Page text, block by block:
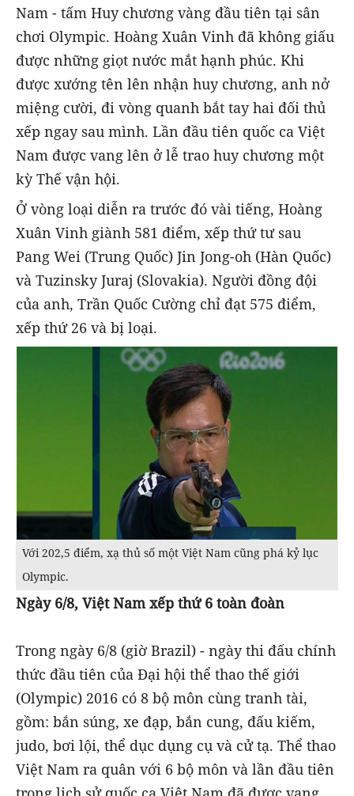
Nam - tấm Huy chương vàng đầu tiên tại sân
chơi Olympic. Hoàng Xuân Vinh đã không giấu
được những giọt nước mắt hạnh phúc. Khi
được xướng tên lên nhận huy chương, anh nở
miệng cười, đi vòng quanh bắt tay hai đối thủ
xếp ngay sau mình. Lần đầu tiên quốc ca Việt
Nam được vang lên ở lễ trao huy chương một
kỳ Thế vận hội.
Ở vòng loại diễn ra trước đó vài tiếng, Hoàng
Xuân Vinh giành 581 điểm, xếp thứ tư sau
Pang Wei (Trung Quốc) Jin Jong-oh (Hàn Quốc)
và Tuzinsky Juraj (Slovakia). Người đồng đội
của anh, Trần Quốc Cường chỉ đạt 575 điểm,
xếp thứ 26 và bị loại.
Với 202,5 điểm, xạ thủ số một Việt Nam cũng phá kỷ lục
Olympic.
Ngày 6/8, Việt Nam xếp thứ 6 toàn đoàn
Trong ngày 6/8 (giờ Brazil) - ngày thi đấu chính
thức đầu tiên của Đại hội thể thao thế giới
(Olympic) 2016 có 8 bộ môn cùng tranh tài,
gồm: bắn súng, xe đạp, bắn cung, đấu kiếm,
judo, bơi lội, thể dục dụng cụ và cử tạ. Thể thao
Việt Nam ra quân với 6 bộ môn và lần đầu tiên